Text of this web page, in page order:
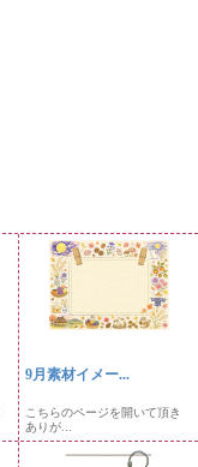
9月素材イメー...
こちらのページを開いて頂き
ありが...